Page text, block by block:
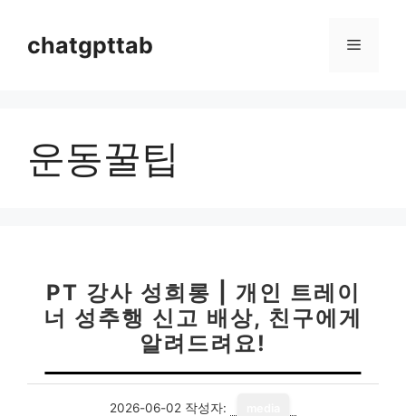
chatgpttab 메
운동꿀팁
PT 강사 성희롱 | 개인 트레이
너 성추행 신고 배상, 친구에게
알려드려요!
2026-06-02 작성자: